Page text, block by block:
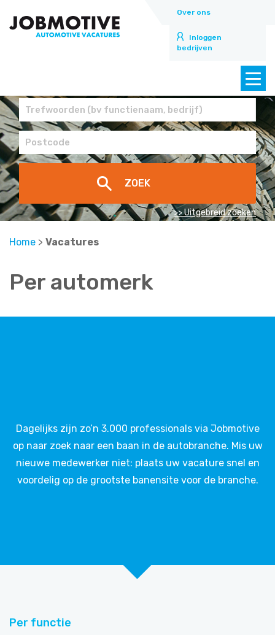
Over ons
Inloggen
bedrijven
>> Uitgebreid zoeken
Home > Vacatures
Per automerk
Dagelijks zijn zo’n 3.000 professionals via Jobmotive
op naar zoek naar een baan in de autobranche. Mis uw
nieuwe medewerker niet: plaats uw vacature snel en
voordelig op de grootste banensite voor de branche.
Per functie